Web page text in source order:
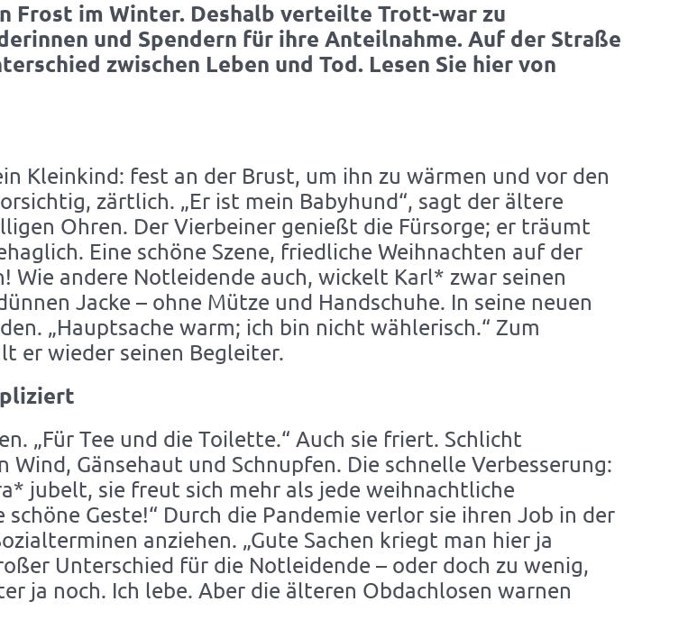
Frost im Winter. Deshalb verteilte Trott-war zu
und Spendern für ihre Anteilnahme. Auf der Straße
zwischen Leben und Tod. Lesen Sie hier von
Kleinkind: fest an der Brust, um ihn zu wärmen und vor den
zärtlich. „Er ist mein Babyhund“, sagt der ältere
Ohren. Der Vierbeiner genießt die Fürsorge; er träumt
Eine schöne Szene, friedliche Weihnachten auf der
Wie andere Notleidende auch, wickelt Karl* zwar seinen
Jacke – ohne Mütze und Handschuhe. In seine neuen
„Hauptsache warm; ich bin nicht wählerisch.“ Zum
er wieder seinen Begleiter.
„Für Tee und die Toilette.“ Auch sie friert. Schlicht
Gänsehaut und Schnupfen. Die schnelle Verbesserung:
jubelt, sie freut sich mehr als jede weihnachtliche
Geste!“ Durch die Pandemie verlor sie ihren Job in der
anziehen. „Gute Sachen kriegt man hier ja
Unterschied für die Notleidende – oder doch zu wenig,
ja noch. Ich lebe. Aber die älteren Obdachlosen warnen